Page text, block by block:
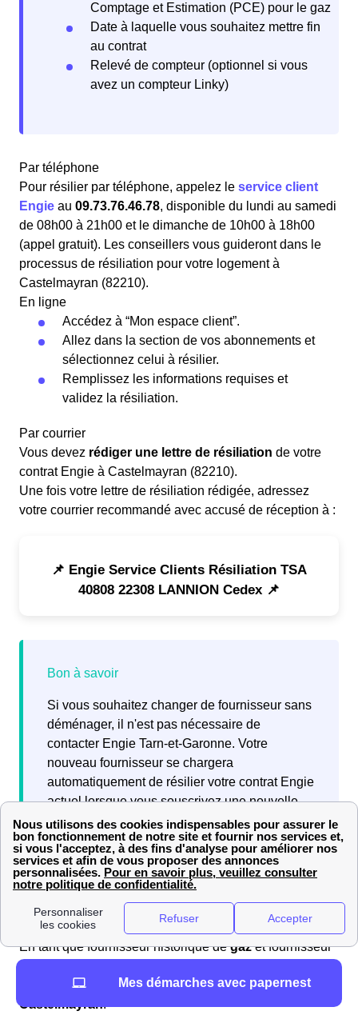
Comptage et Estimation (PCE) pour le gaz
Date à laquelle vous souhaitez mettre fin
au contrat
Relevé de compteur (optionnel si vous
avez un compteur Linky)
Par téléphone
Pour résilier par téléphone, appelez le service client
Engie au 09.73.76.46.78, disponible du lundi au samedi
de 08h00 à 21h00 et le dimanche de 10h00 à 18h00
(appel gratuit). Les conseillers vous guideront dans le
processus de résiliation pour votre logement à
Castelmayran (82210).
En ligne
Accédez à “Mon espace client”.
Allez dans la section de vos abonnements et
sélectionnez celui à résilier.
Remplissez les informations requises et
validez la résiliation.
Par courrier
Vous devez rédiger une lettre de résiliation de votre
contrat Engie à Castelmayran (82210).
Une fois votre lettre de résiliation rédigée, adressez
votre courrier recommandé avec accusé de réception à :
📌 Engie Service Clients Résiliation TSA
40808 22308 LANNION Cedex 📌
Si vous souhaitez changer de fournisseur sans
déménager, il n'est pas nécessaire de
contacter Engie Tarn-et-Garonne. Votre
nouveau fournisseur se chargera
automatiquement de résilier votre contrat Engie
actuel lorsque vous souscrivez une nouvelle
offre.
Quels sont les avis sur Engie (ex EDF-GDF) à
Castelmayran?
En tant que fournisseur historique degazet fournisseur
nombreux avis de la part de sesabonnés à
Castelmayran.
Mes démarches avec papernest